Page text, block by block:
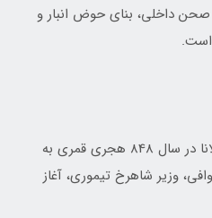
داخلی، بنای حوض انبار و
است.
ساخت بنا: احداث آرامگاه مولانا در سال 848 هجری قمری به
وزیر شاهرخ تیموری، آغاز